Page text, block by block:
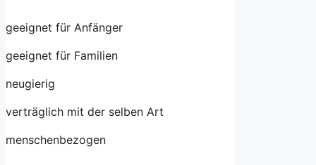
geeignet für Anfänger
geeignet für Familien
neugierig
verträglich mit der selben Art
menschenbezogen